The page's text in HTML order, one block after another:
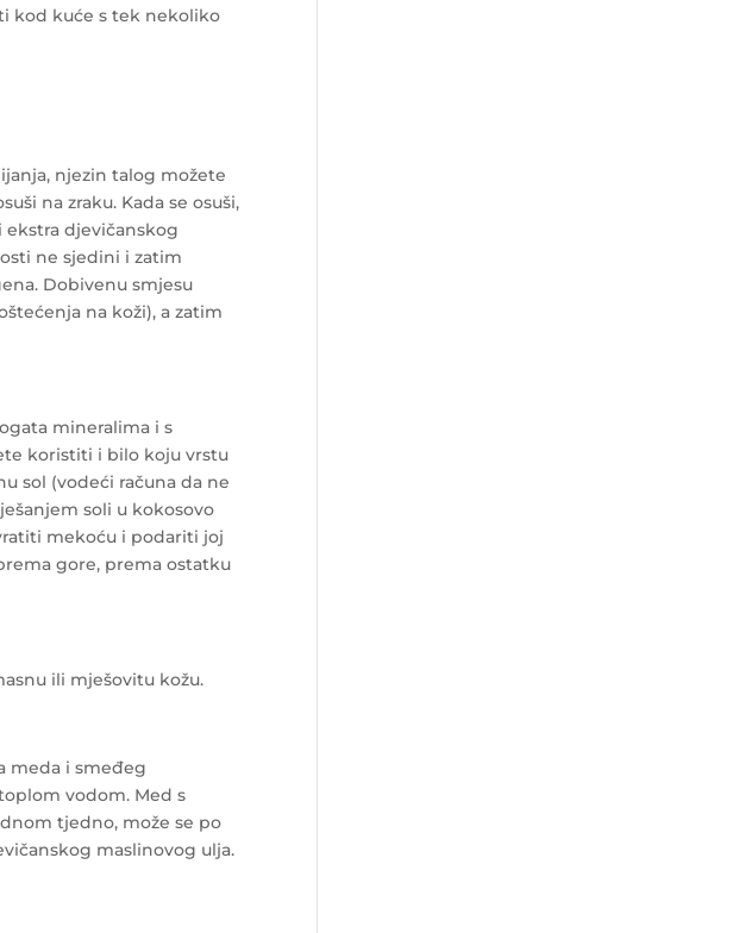
kod kuće s tek nekoliko
njezin talog možete
na zraku. Kada se osuši,
djevičanskog
ne sjedini i zatim
Dobivenu smjesu
na koži), a zatim
mineralima i s
koristiti i bilo koju vrstu
sol (vodeći računa da ne
soli u kokosovo
mekoću i podariti joj
gore, prema ostatku
ili mješovitu kožu.
meda i smeđeg
vodom. Med s
tjedno, može se po
maslinovog ulja.